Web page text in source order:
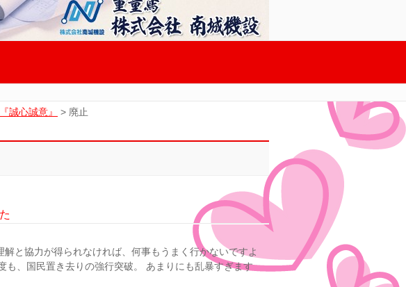
誠心誠意』 > 廃止
と協力が得られなければ、何事もうまく行かないですよ
も、国民置き去りの強行突破。 あまりにも乱暴すぎます